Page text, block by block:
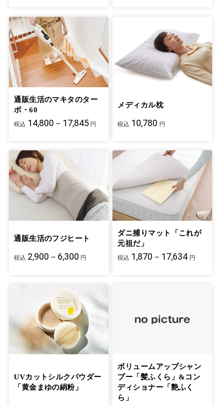
通販生活のマキタのター
ボ・60
税込 14,800－17,845 円
メディカル枕
税込 10,780 円
通販生活のフジヒート
税込 2,900－6,300 円
ダニ捕りマット「これが
元祖だ」
税込 1,870－17,634 円
UVカットシルクパウダー
「黄金まゆの絹粉」
ボリュームアップシャン
プー「髪ふくら」&コン
ディショナー「艶ふく
ら」